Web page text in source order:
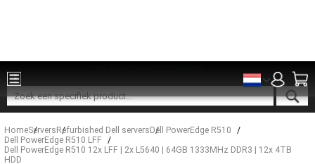
HomeServersRefurbished Dell serversDell PowerEdge R510
Dell PowerEdge R510 LFF
Dell PowerEdge R510 12x LFF | 2x L5640 | 64GB 1333MHz DDR3 | 12x 4TB
HDD